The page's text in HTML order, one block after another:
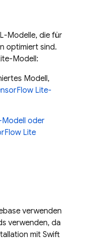
Modelle, die für
optimiert sind.
Modell:
Modell,
Lite-
Modell oder
Lite
verwenden
verwenden, da
mit Swift